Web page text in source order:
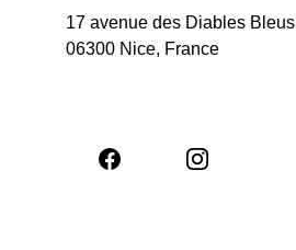
17 avenue des Diables Bleus
06300 Nice, France